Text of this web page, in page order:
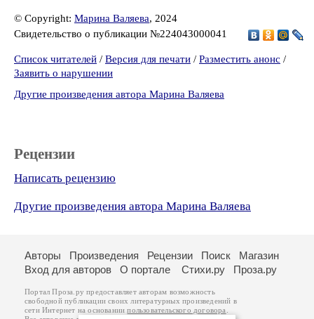
© Copyright: Марина Валяева, 2024
Свидетельство о публикации №224043000041
Список читателей / Версия для печати / Разместить анонс /
Заявить о нарушении
Другие произведения автора Марина Валяева
Рецензии
Написать рецензию
Другие произведения автора Марина Валяева
Авторы Произведения Рецензии Поиск
Магазин
Вход для авторов
О портале Стихи.ру Проза.ру
Портал Проза.ру предоставляет авторам возможность
свободной публикации своих литературных произведений в
сети Интернет на основаниипользовательского договора